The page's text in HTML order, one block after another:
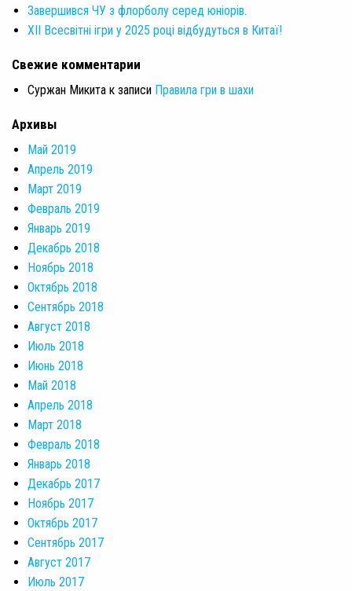
Завершився ЧУ з флорболу серед юніорів.
XII Всесвітні ігри у 2025 році відбудуться в Китаї!
Свежие комментарии
Суржан Микита к записи Правила гри в шахи
Архивы
Май 2019
Апрель 2019
Март 2019
Февраль 2019
Январь 2019
Декабрь 2018
Ноябрь 2018
Октябрь 2018
Сентябрь 2018
Август 2018
Июль 2018
Июнь 2018
Май 2018
Апрель 2018
Март 2018
Февраль 2018
Январь 2018
Декабрь 2017
Ноябрь 2017
Октябрь 2017
Сентябрь 2017
Август 2017
Июль 2017